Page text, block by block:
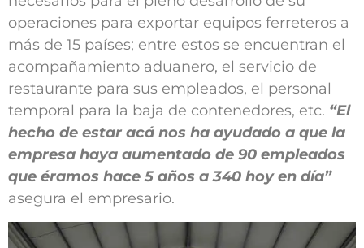
operaciones para exportar equipos ferreteros a
más de 15 países; entre estos se encuentran el
acompañamiento aduanero, el servicio de
restaurante para sus empleados, el personal
temporal para la baja de contenedores, etc. “El
hecho de estar acá nos ha ayudado a que la
empresa haya aumentado de 90 empleados
que éramos hace 5 años a 340 hoy en día”
asegura el empresario.